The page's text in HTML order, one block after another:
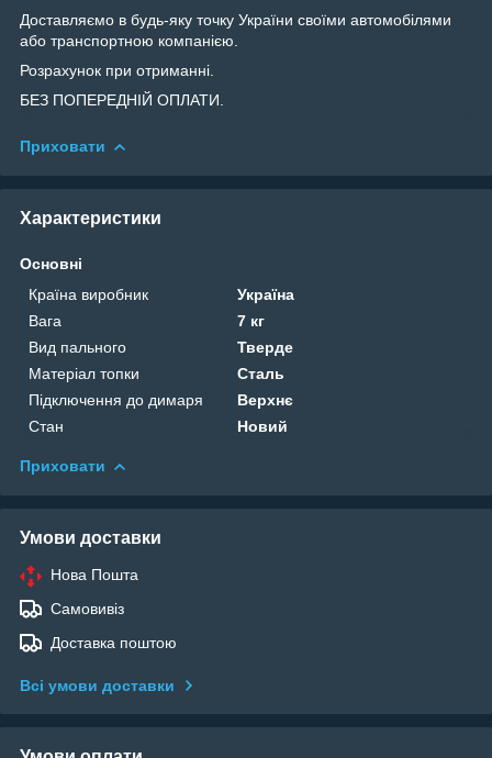
Доставляємо в будь-яку точку України своїми автомобілями
або транспортною компанією.
Розрахунок при отриманні.
БЕЗ ПОПЕРЕДНІЙ ОПЛАТИ.
Приховати
Характеристики
Основні
Країна виробник
Україна
Вага
7 кг
Вид пального
Тверде
Матеріал топки
Сталь
Підключення до димаря
Верхнє
Стан
Новий
Приховати
Умови доставки
Нова Пошта
Самовивіз
Доставка поштою
Всі умови доставки